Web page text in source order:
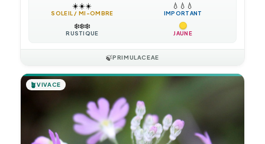
☀️☀️☀️
SOLEIL / MI-OMBRE
💧 💧 💧
IMPORTANT
❄️❄️❄️
RUSTIQUE JAUNE
🍃PRIMULACEAE
🪴VIVACE